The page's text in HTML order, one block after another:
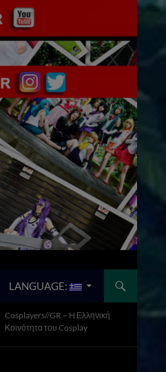
Run Thessaloniki V! Tο
LANGUAGE:
Cosplayers//GR – H Ελληνική
Κοινότητα του Cosplay